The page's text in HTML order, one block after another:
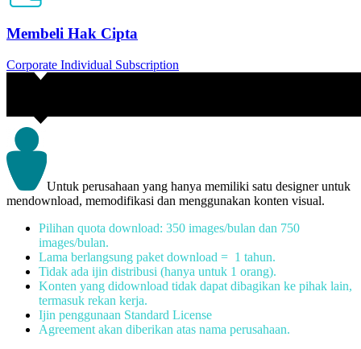
Membeli Hak Cipta
Corporate Individual Subscription
Untuk perusahaan yang hanya memiliki satu designer untuk
mendownload, memodifikasi dan menggunakan konten visual.
Pilihan quota download: 350 images/bulan dan 750
images/bulan.
Lama berlangsung paket download = 1 tahun.
Tidak ada ijin distribusi (hanya untuk 1 orang).
Konten yang didownload tidak dapat dibagikan ke pihak lain,
termasuk rekan kerja.
Ijin penggunaan Standard License
Agreement akan diberikan atas nama perusahaan.